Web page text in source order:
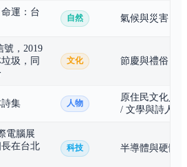
運：台
自然 氣候與災害
號，2019
圾，同
文化 節慶與禮俗
集 人物
原住民文化人
/ 文學與詩人
電腦展
在台北
科技 半導體與硬體